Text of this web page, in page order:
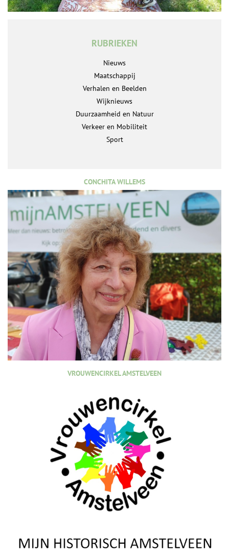
RUBRIEKEN
Nieuws
Maatschappij
Verhalen en Beelden
Wijknieuws
Duurzaamheid en Natuur
Verkeer en Mobiliteit
Sport
CONCHITA WILLEMS
VROUWENCIRKEL AMSTELVEEN